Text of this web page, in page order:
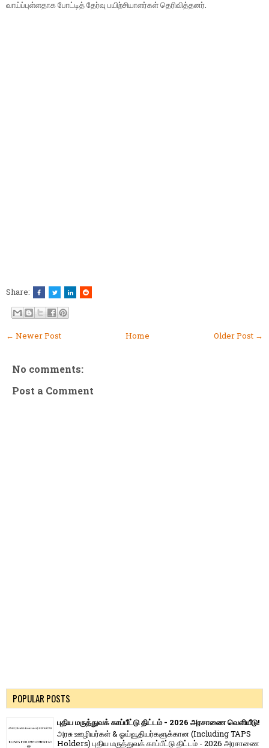
வாய்ப்புள்ளதாக போட்டித் தேர்வு பயிற்சியாளர்கள் தெரிவித்தனர்.
Share:
← Newer Post Older Post →
Home
No comments:
Post a Comment
POPULAR POSTS
புதிய மருத்துவக் காப்பீட்டு திட்டம் - 2026 அரசாணை வெளியீடு!
அரசு ஊழியர்கள் & ஓய்வூதியர்களுக்கான (Including TAPS
Holders) புதிய மருத்துவக் காப்பீட்டு திட்டம் - 2026 அரசாணை